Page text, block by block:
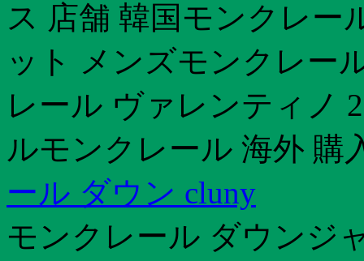
ス 店舗 韓国モンクレー
ット メンズモンクレー
レール ヴァレンティノ
ルモンクレール 海外 購
ール ダウン cluny
モンクレール ダウンジ